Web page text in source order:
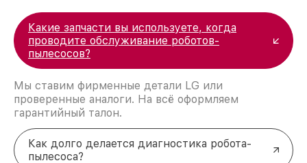
Какие запчасти вы используете, когда
проводите обслуживание роботов-
пылесосов?
Мы ставим фирменные детали LG или
проверенные аналоги. На всё оформляем
гарантийный талон.
Как долго делается диагностика робота-
пылесоса?